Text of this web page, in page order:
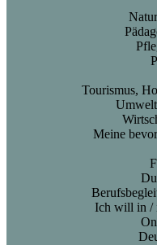
Tourismus,
Meine
Ich will in /